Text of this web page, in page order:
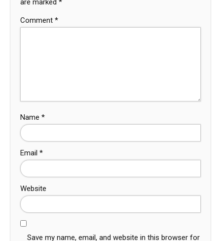
are marked *
Comment *
Name *
Email *
Website
Save my name, email, and website in this browser for